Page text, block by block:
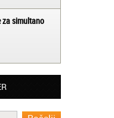
za simultano
in
hitro in